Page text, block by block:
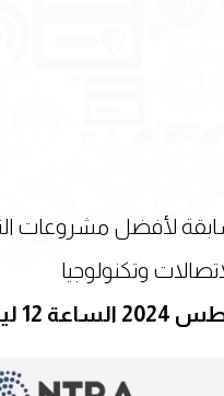
لأفضل مشروعات
الاتصالات وتكنولوجيا